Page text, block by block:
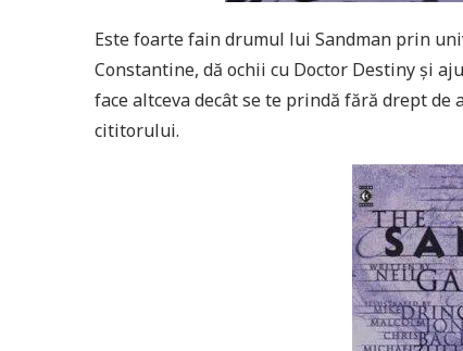
Este foarte fain drumul lui Sandman prin
Constantine, dă ochii cu Doctor Destiny și
face altceva decât se te prindă fără drept
cititorului.